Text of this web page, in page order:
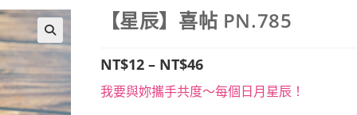
🔍
【星辰】喜帖 PN.785
NT$12– NT$46
我要與妳攜手共度～每個日月星辰！